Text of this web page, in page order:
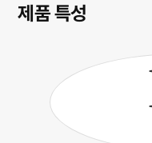
제품 특성